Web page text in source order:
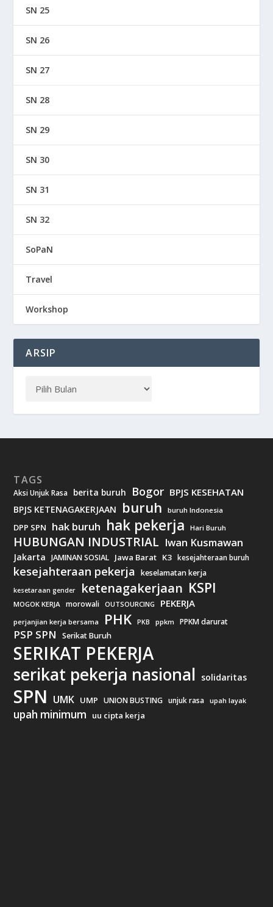
SN 25
SN 26
SN 27
SN 28
SN 29
SN 30
SN 31
SN 32
SoPaN
Travel
Workshop
ARSIP
TAGS
Aksi Unjuk Rasa berita buruh Bogor BPJS KESEHATAN
BPJS KETENAGAKERJAAN buruh buruh Indonesia
DPP SPN hak buruh hak pekerja Hari Buruh
HUBUNGAN INDUSTRIAL Iwan Kusmawan
Jakarta JAMINAN SOSIAL Jawa Barat K3 kesejahteraan buruh
kesejahteraan pekerja keselamatan kerja
kesetaraan gender ketenagakerjaan KSPI
MOGOK KERJA morowali OUTSOURCING PEKERJA
perjanjian kerja bersama PHK PKB ppkm PPKM darurat
PSP SPN Serikat Buruh
SERIKAT PEKERJA
serikat pekerja nasional solidaritas
SPN UMK UMP UNION BUSTING unjuk rasa upah layak
upah minimum uu cipta kerja